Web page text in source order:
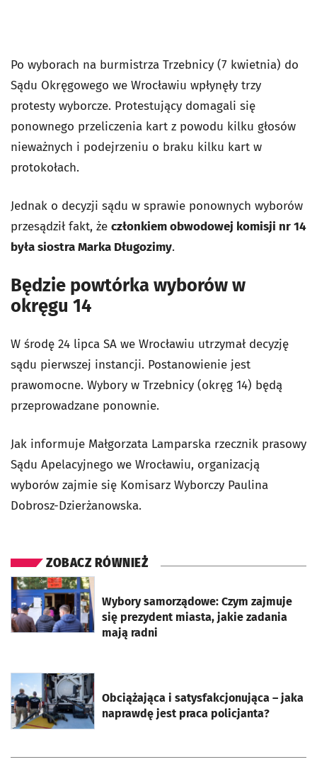
Po wyborach na burmistrza Trzebnicy (7 kwietnia) do
Sądu Okręgowego we Wrocławiu wpłynęły trzy
protesty wyborcze. Protestujący domagali się
ponownego przeliczenia kart z powodu kilku głosów
nieważnych i podejrzeniu o braku kilku kart w
protokołach.
Jednak o decyzji sądu w sprawie ponownych wyborów
przesądził fakt, że członkiem obwodowej komisji nr 14
była siostra Marka Długozimy.
Będzie powtórka wyborów w
okręgu 14
W środę 24 lipca SA we Wrocławiu utrzymał decyzję
sądu pierwszej instancji. Postanowienie jest
prawomocne. Wybory w Trzebnicy (okręg 14) będą
przeprowadzane ponownie.
Jak informuje Małgorzata Lamparska rzecznik prasowy
Sądu Apelacyjnego we Wrocławiu, organizacją
wyborów zajmie się Komisarz Wyborczy Paulina
Dobrosz-Dzierżanowska.
ZOBACZ RÓWNIEŻ
Wybory samorządowe: Czym zajmuje
się prezydent miasta, jakie zadania
mają radni
otworzy się w nowej karcie
Obciążająca i satysfakcjonująca – jaka
naprawdę jest praca policjanta?
otworzy się w nowej karcie